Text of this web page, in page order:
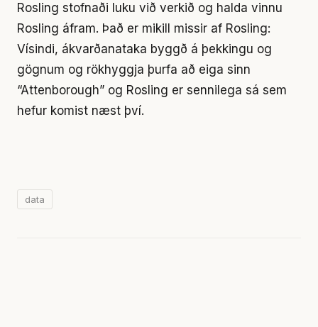
Rosling stofnaði luku við verkið og halda vinnu
Rosling áfram. Það er mikill missir af Rosling:
Vísindi, ákvarðanataka byggð á þekkingu og
gögnum og rökhyggja þurfa að eiga sinn
“Attenborough” og Rosling er sennilega sá sem
hefur komist næst því.
data